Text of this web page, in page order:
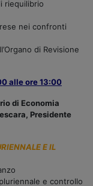
riequilibrio
nei confronti
di Revisione
alle ore 13:00
di Economia
Presidente
E IL
e controllo